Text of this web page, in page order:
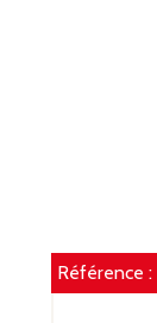
Référence :